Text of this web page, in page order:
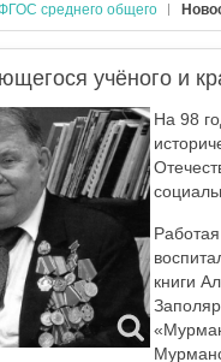
среднего общего
учёного и
На 98
книги